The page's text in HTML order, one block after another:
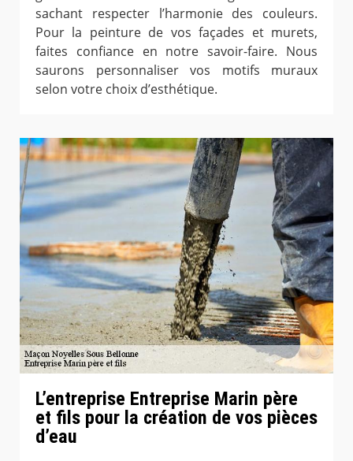
sachant respecter l’harmonie des couleurs.
Pour la peinture de vos façades et murets,
faites confiance en notre savoir-faire. Nous
saurons personnaliser vos motifs muraux
selon votre choix d’esthétique.
L’entreprise Entreprise Marin père
et fils pour la création de vos pièces
d’eau